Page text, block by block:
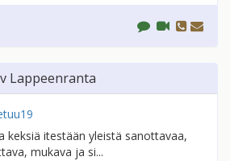
Lappeenranta
keksiä itestään yleistä sanottavaa,
mukava ja si...